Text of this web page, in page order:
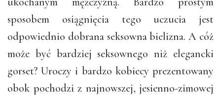
sposobem osiągnięcia tego uczucia jest
odpowiednio dobrana seksowna bielizna. A cóż
może być bardziej seksownego niż elegancki
gorset? Uroczy i bardzo kobiecy prezentowany
obok pochodzi z najnowszej, jesienno-zimowej